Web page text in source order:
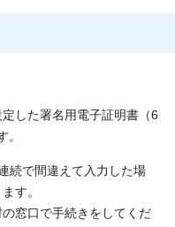
した署名用電子証明書（6
。
続で間違えて入力した場
す。
窓口で手続きをしてくだ